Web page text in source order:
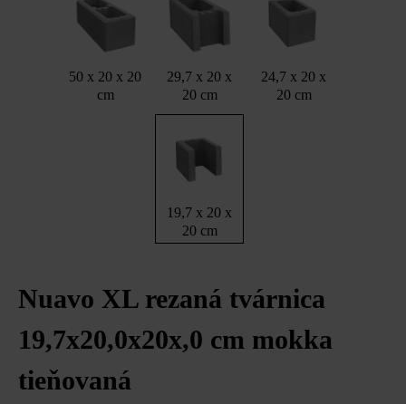
50 x 20 x 20
cm
29,7 x 20 x
20 cm
24,7 x 20 x
20 cm
19,7 x 20 x
20 cm
Nuavo XL rezaná tvárnica
19,7x20,0x20x,0 cm mokka
tieňovaná